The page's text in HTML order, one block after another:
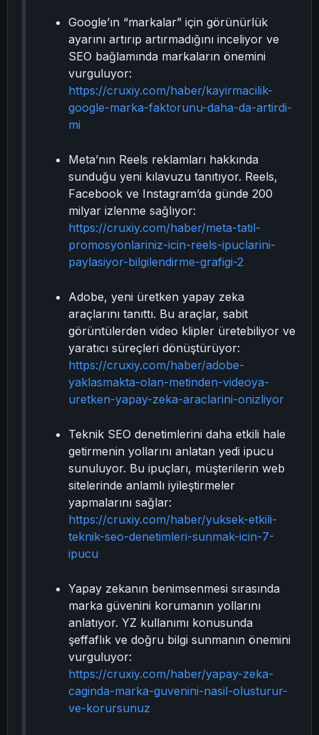
Google’ın “markalar” için görünürlük
ayarını artırıp artırmadığını inceliyor ve
SEO bağlamında markaların önemini
vurguluyor:
https://cruxiy.com/haber/kayirmacilik-
google-marka-faktorunu-daha-da-artirdi-
mi
Meta’nın Reels reklamları hakkında
sunduğu yeni kılavuzu tanıtıyor. Reels,
Facebook ve Instagram’da günde 200
milyar izlenme sağlıyor:
https://cruxiy.com/haber/meta-tatil-
promosyonlariniz-icin-reels-ipuclarini-
paylasiyor-bilgilendirme-grafigi-2
Adobe, yeni üretken yapay zeka
araçlarını tanıttı. Bu araçlar, sabit
görüntülerden video klipler üretebiliyor ve
yaratıcı süreçleri dönüştürüyor:
https://cruxiy.com/haber/adobe-
yaklasmakta-olan-metinden-videoya-
uretken-yapay-zeka-araclarini-onizliyor
Teknik SEO denetimlerini daha etkili hale
getirmenin yollarını anlatan yedi ipucu
sunuluyor. Bu ipuçları, müşterilerin web
sitelerinde anlamlı iyileştirmeler
yapmalarını sağlar:
https://cruxiy.com/haber/yuksek-etkili-
teknik-seo-denetimleri-sunmak-icin-7-
ipucu
Yapay zekanın benimsenmesi sırasında
marka güvenini korumanın yollarını
anlatıyor. YZ kullanımı konusunda
şeffaflık ve doğru bilgi sunmanın önemini
vurguluyor:
https://cruxiy.com/haber/yapay-zeka-
caginda-marka-guvenini-nasil-olusturur-
ve-korursunuz